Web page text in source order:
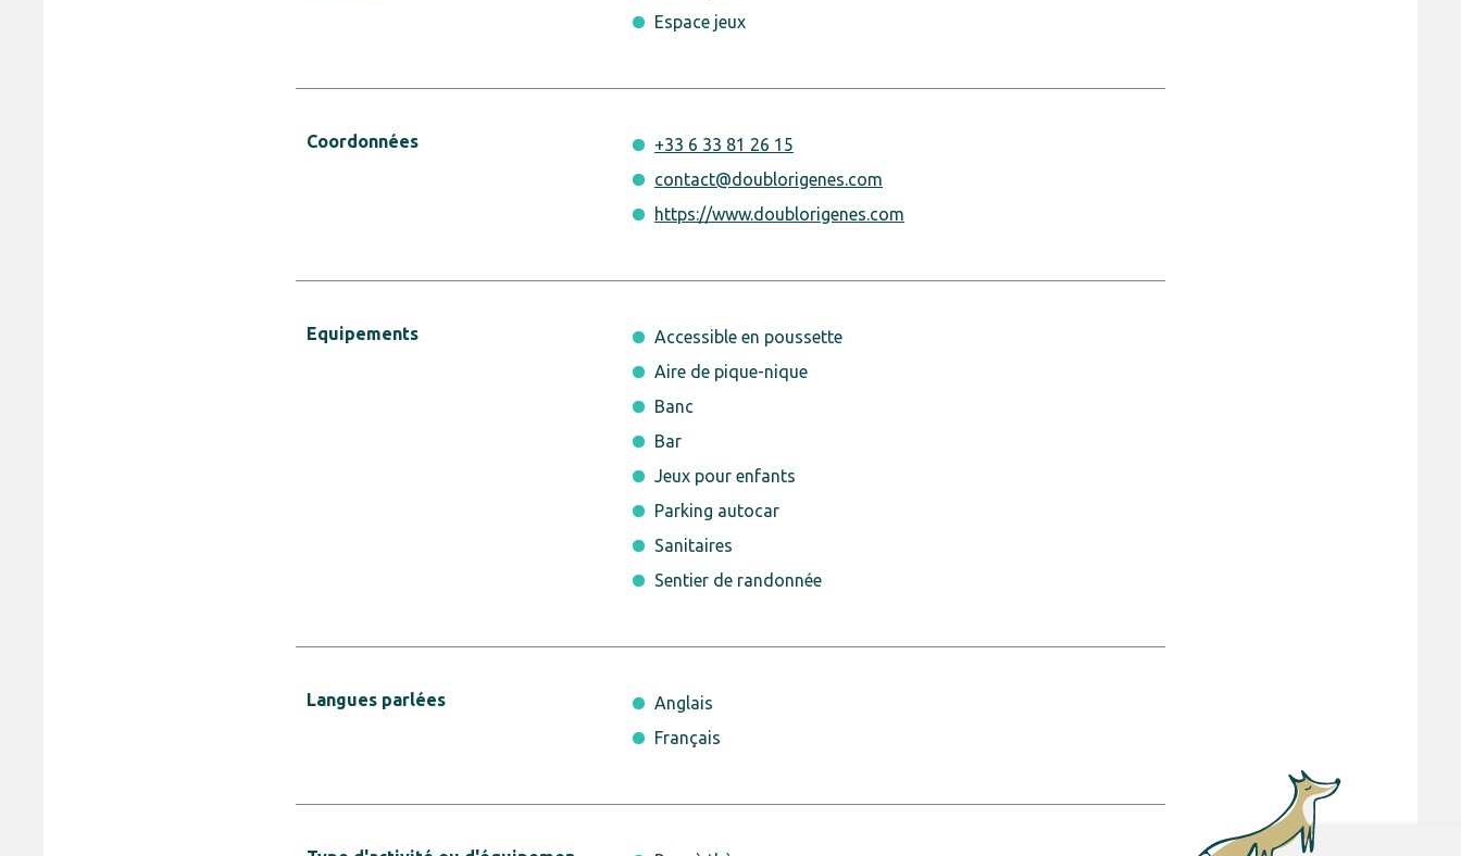
Espace jeux
Coordonnées
+33 6 33 81 26 15
contact@doublorigenes.com
https://www.doublorigenes.com
Equipements
Accessible en poussette
Aire de pique-nique
Banc
Bar
Jeux pour enfants
Parking autocar
Sanitaires
Sentier de randonnée
Langues parlées
Anglais
Français